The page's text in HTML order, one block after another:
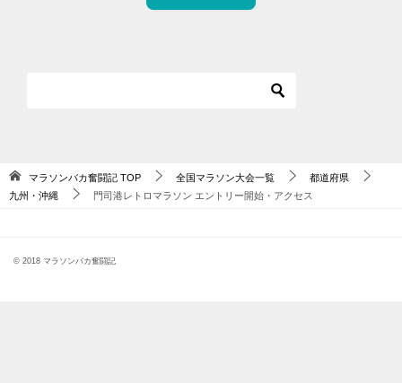
マラソンバカ奮闘記 TOP 全国マラソン大会一覧
都道府県
九州・沖縄
門司港レトロマラソン エントリー開始・アクセス
© 2018 マラソンバカ奮闘記